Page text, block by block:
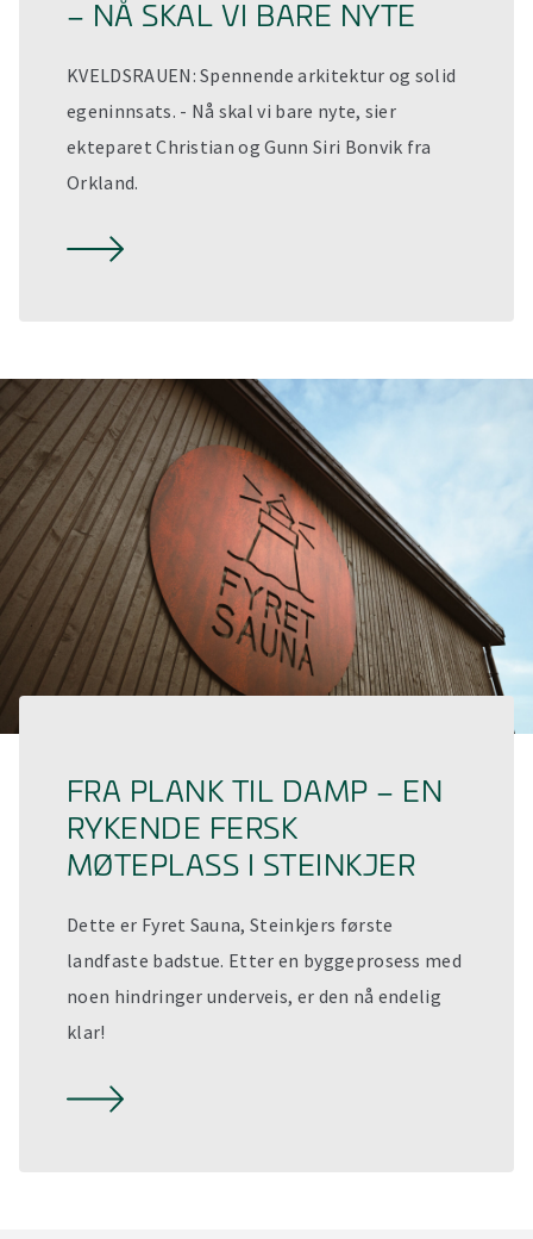
– NÅ SKAL VI BARE NYTE
KVELDSRAUEN: Spennende arkitektur og solid
egeninnsats. - Nå skal vi bare nyte, sier
ekteparet Christian og Gunn Siri Bonvik fra
Orkland.
FRA PLANK TIL DAMP – EN
RYKENDE FERSK
MØTEPLASS I STEINKJER
Dette er Fyret Sauna, Steinkjers første
landfaste badstue. Etter en byggeprosess med
noen hindringer underveis, er den nå endelig
klar!